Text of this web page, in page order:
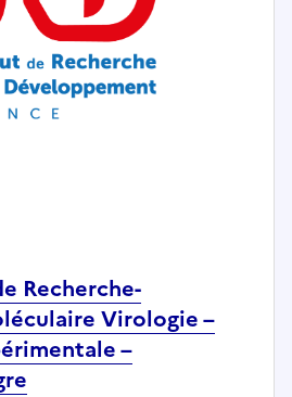
Recherche-
Virologie –
–